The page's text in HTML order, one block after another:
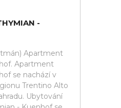
-
Apartment
Apartment
se nachází v
Trentino Alto
Ubytování